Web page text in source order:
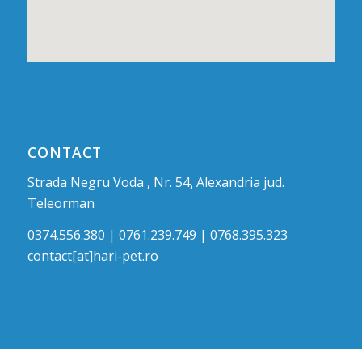
CONTACT
Strada Negru Voda , Nr. 54, Alexandria jud.
Teleorman
0374.556.380 | 0761.239.749 | 0768.395.323
contact[at]hari-pet.ro